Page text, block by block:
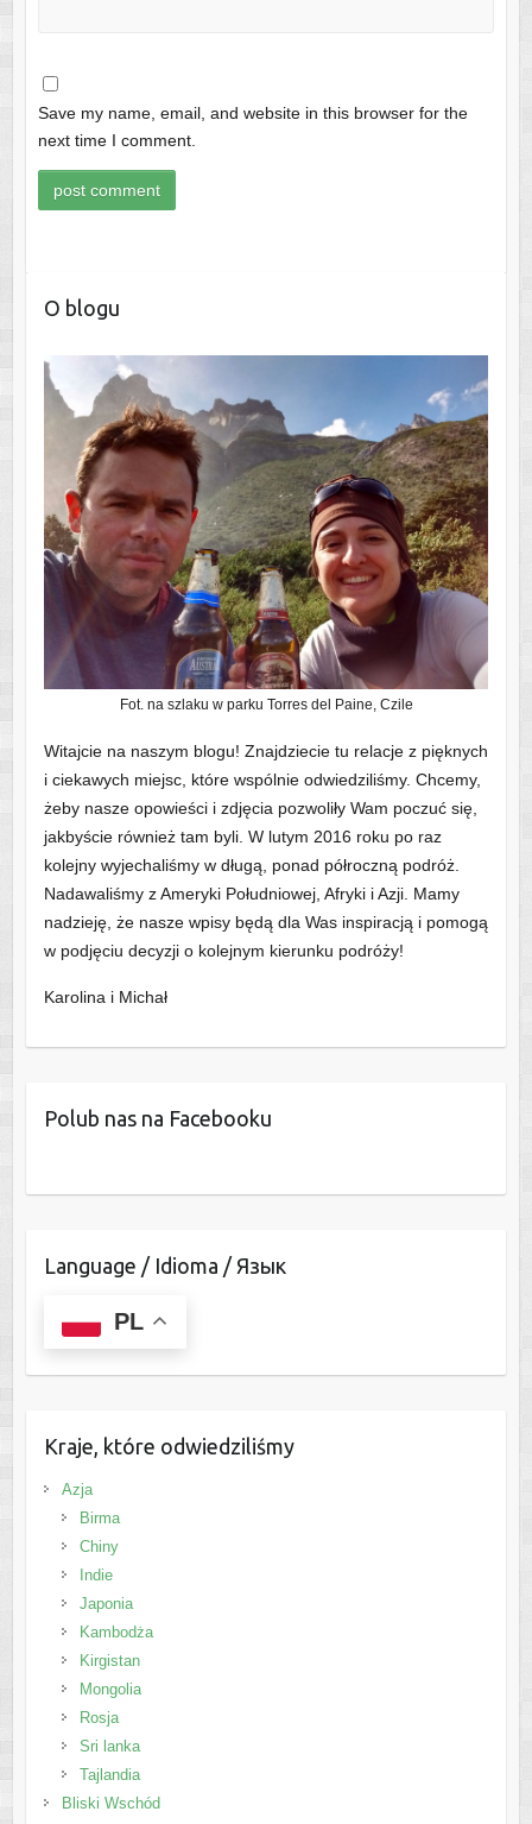
Save my name, email, and website in this browser for the
next time I comment.
O blogu
Fot. na szlaku w parku Torres del Paine, Czile
Witajcie na naszym blogu! Znajdziecie tu relacje z pięknych
i ciekawych miejsc, które wspólnie odwiedziliśmy. Chcemy,
żeby nasze opowieści i zdjęcia pozwoliły Wam poczuć się,
jakbyście również tam byli. W lutym 2016 roku po raz
kolejny wyjechaliśmy w długą, ponad półroczną podróż.
Nadawaliśmy z Ameryki Południowej, Afryki i Azji. Mamy
nadzieję, że nasze wpisy będą dla Was inspiracją i pomogą
w podjęciu decyzji o kolejnym kierunku podróży!
Karolina i Michał
Polub nas na Facebooku
Language / Idioma / Язык
PL
Kraje, które odwiedziliśmy
Azja
Birma
Chiny
Indie
Japonia
Kambodża
Kirgistan
Mongolia
Rosja
Sri lanka
Tajlandia
Bliski Wschód